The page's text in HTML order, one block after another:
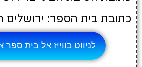
כתובת בית הספר: ירושלים
לניווט בווייז אל בית ספר